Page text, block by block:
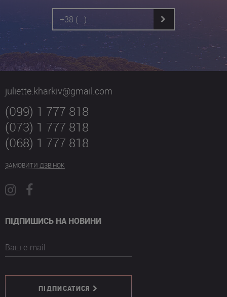
juliette.kharkiv@gmail.com
(099) 1 777 818
(073) 1 777 818
(068) 1 777 818
ЗАМОВИТИ ДЗВІНОК
ПІДПИШИСЬ НА НОВИНИ
Ваш e-mail
ПІДПИСАТИСЯ